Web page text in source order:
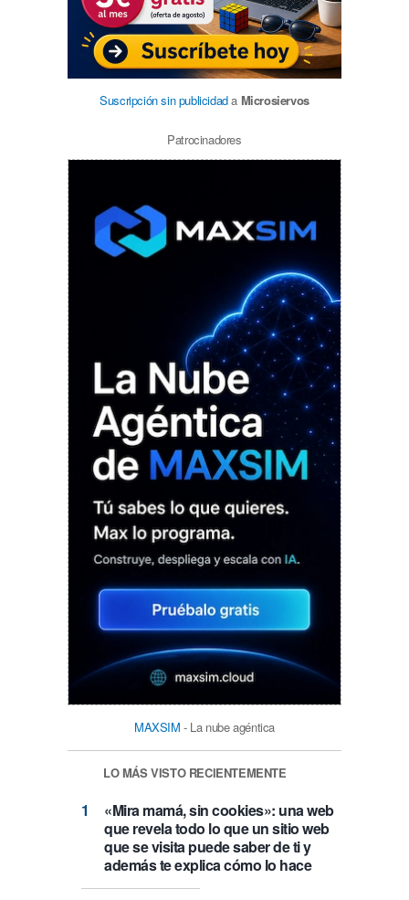
Suscripción sin publicidada Microsiervos
Patrocinadores
MAXSIM - La nube agéntica
LO MÁS VISTO RECIENTEMENTE
«Mira mamá, sin cookies»: una web
que revela todo lo que un sitio web
que se visita puede saber de ti y
además te explica cómo lo hace